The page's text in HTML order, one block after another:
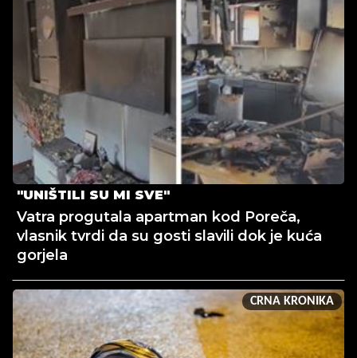
"UNIŠTILI SU MI SVE"
Vatra progutala apartman kod Poreča,
vlasnik tvrdi da su gosti slavili dok je kuća
gorjela
CRNA KRONIKA